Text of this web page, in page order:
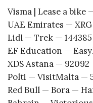
Visma | Lease a bike
UAE Emirates —
Lidl — Trek — 144385
EF Education —
XDS Astana — 92092
Polti — VisitMalta —
Red Bull — Bora —